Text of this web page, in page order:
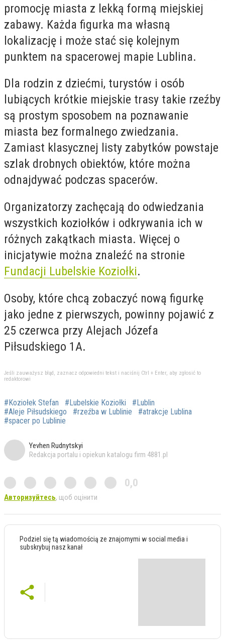
promocję miasta z lekką formą miejskiej
zabawy. Każda figurka ma własną
lokalizację i może stać się kolejnym
punktem na spacerowej mapie Lublina.
Dla rodzin z dziećmi, turystów i osób
lubiących krótkie miejskie trasy takie rzeźby
są prostym sposobem na poznawanie
miasta bez formalnego zwiedzania.
Zamiast klasycznej listy zabytków powstaje
szlak drobnych obiektów, które można
odnajdywać podczas spacerów.
Organizatorzy zachęcają do odwiedzania
wszystkich koziołków i odkrywania ich w
różnych zakątkach miasta. Więcej o
inicjatywie można znaleźć na stronie
Fundacji Lubelskie Koziołki.
Osoby, które chcą zobaczyć nową figurkę
jako jedne z pierwszych, powinny pojawić z
25 czerwca przy Alejach Józefa
Piłsudskiego 1A.
Jeśli zauważysz błąd, zaznacz odpowiedni tekst i naciśnij Ctrl + Enter, aby zgłosić to
redaktorowi
#Koziołek Stefan #Lubelskie Koziołki
#Lublin
#Aleje Piłsudskiego
#rzeźba w Lublinie
#atrakcje Lublina
#spacer po Lublinie
Yevhen Rudnytskyi
Redakcja portalu i opiekun katalogu firm 4881.pl
0,0
Авторизуйтесь, щоб оцінити
Podziel się tą wiadomością ze znajomymi w social media i
subskrybuj nasz kanał